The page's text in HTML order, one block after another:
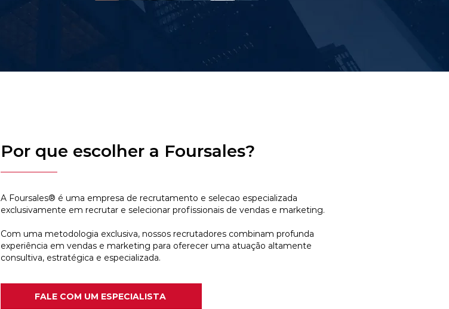
Por que escolher a Foursales?
A Foursales® é uma empresa de recrutamento e selecao especializada
exclusivamente em recrutar e selecionar profissionais de vendas e marketing.
Com uma metodologia exclusiva, nossos recrutadores combinam profunda
experiência em vendas e marketing para oferecer uma atuação altamente
consultiva, estratégica e especializada.
FALE COM UM ESPECIALISTA